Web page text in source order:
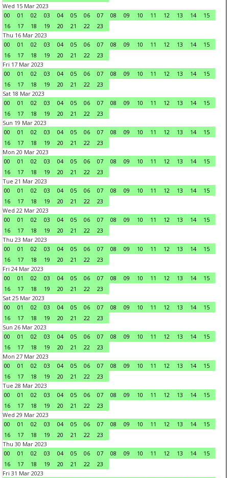
Wed 15 Mar 2023
00
01 02 03 04 05 06 07 08 09 10 11 12 13 14
15
16
17 18 19 20 21 22
23
Thu 16 Mar 2023
00
01 02 03 04 05 06 07 08 09 10 11 12 13 14
15
16
17 18 19 20 21 22
23
Fri 17 Mar 2023
00
01 02 03 04 05 06 07 08 09 10 11 12 13 14
15
16
17 18 19 20 21 22
23
Sat 18 Mar 2023
00
01 02 03 04 05 06 07 08 09 10 11 12 13 14
15
16
17 18 19 20 21 22
23
Sun 19 Mar 2023
00
01 02 03 04 05 06 07 08 09 10 11 12 13 14
15
16
17 18 19 20 21 22
23
Mon 20 Mar 2023
00
01 02 03 04 05 06 07 08 09 10 11 12 13 14
15
16
17 18 19 20 21 22
23
Tue 21 Mar 2023
00
01 02 03 04 05 06 07 08 09 10 11 12 13 14
15
16
17 18 19 20 21 22
23
Wed 22 Mar 2023
00
01 02 03 04 05 06 07 08 09 10 11 12 13 14
15
16
17 18 19 20 21 22
23
Thu 23 Mar 2023
00
01 02 03 04 05 06 07 08 09 10 11 12 13 14
15
16
17 18 19 20 21 22
23
Fri 24 Mar 2023
00
01 02 03 04 05 06 07 08 09 10 11 12 13 14
15
16
17 18 19 20 21 22
23
Sat 25 Mar 2023
00
01 02 03 04 05 06 07 08 09 10 11 12 13 14
15
16
17 18 19 20 21 22
23
Sun 26 Mar 2023
00
01 02 03 04 05 06 07 08 09 10 11 12 13 14
15
16
17 18 19 20 21 22
23
Mon 27 Mar 2023
00
01 02 03 04 05 06 07 08 09 10 11 12 13 14
15
16
17 18 19 20 21 22
23
Tue 28 Mar 2023
00
01 02 03 04 05 06 07 08 09 10 11 12 13 14
15
16
17 18 19 20 21 22
23
Wed 29 Mar 2023
00
01 02 03 04 05 06 07 08 09 10 11 12 13 14
15
16
17 18 19 20 21 22
23
Thu 30 Mar 2023
00
01 02 03 04 05 06 07 08 09 10 11 12 13 14
15
16
17 18 19 20 21 22
23
Fri 31 Mar 2023